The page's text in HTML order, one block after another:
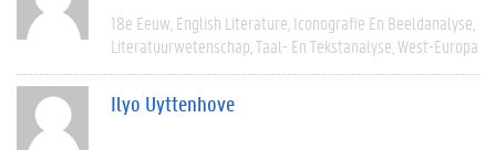
18e Eeuw English Literature Iconografie En Beeldanalyse
Literatuurwetenschap Taal- En Tekstanalyse West-Europa
Ilyo Uyttenhove